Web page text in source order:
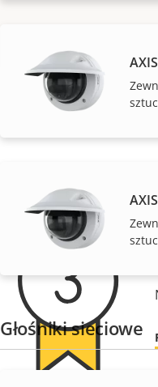
Głośniki sieciowe